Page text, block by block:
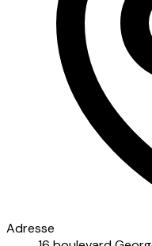
Adresse